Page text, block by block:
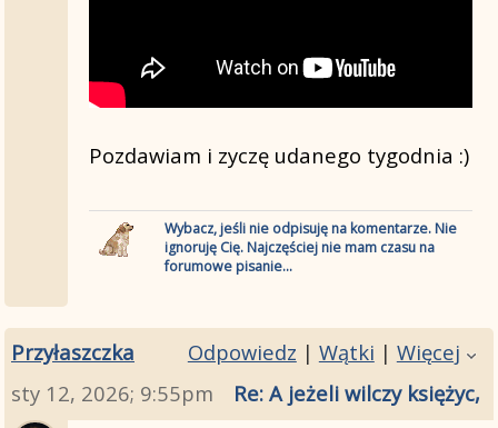
Pozdawiam i zyczę udanego tygodnia :)
Wybacz, jeśli nie odpisuję na komentarze. Nie
ignoruję Cię. Najczęściej nie mam czasu na
forumowe pisanie...
Przyłaszczka Odpowiedz | Wątki | Więcej
sty 12, 2026; 9:55pm
Re: A jeżeli wilczy